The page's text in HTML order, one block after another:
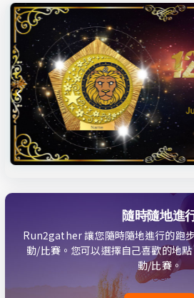
隨時隨地進
Run2gather 讓您隨時隨地進行的跑
動/比賽。您可以選擇自己喜歡的地
動/比賽。